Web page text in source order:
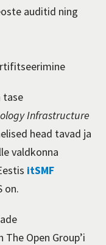
auditid ning
tase
Infrastructure
head tavad ja
valdkonna
itSMF
on.
Open Group’i